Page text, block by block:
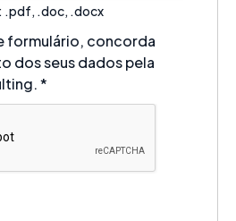
.pdf, .doc, .docx
formulário, concorda
dos seus dados pela
*